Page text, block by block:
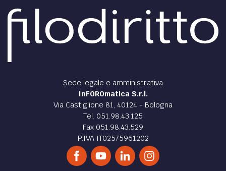
Sede legale e amministrativa
InFOROmatica S.r.l.
Via Castiglione 81, 40124 - Bologna
Tel. 051.98.43.125
Fax 051.98.43.529
P.IVA IT02575961202